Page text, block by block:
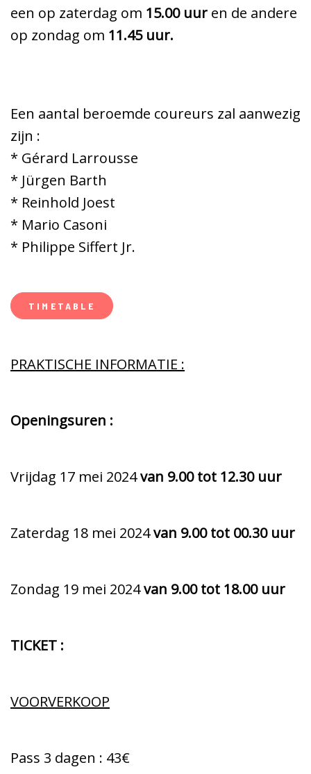
een op zaterdag om 15.00 uur en de andere
op zondag om 11.45 uur.
Een aantal beroemde coureurs zal aanwezig
zijn :
* Gérard Larrousse
* Jürgen Barth
* Reinhold Joest
* Mario Casoni
* Philippe Siffert Jr.
TIMETABLE
PRAKTISCHE INFORMATIE :
Openingsuren :
Vrijdag 17 mei 2024van 9.00 tot 12.30 uur
Zaterdag 18 mei 2024van 9.00 tot 00.30 uur
Zondag 19 mei 2024van 9.00 tot 18.00 uur
TICKET :
VOORVERKOOP
Pass 3 dagen : 43€